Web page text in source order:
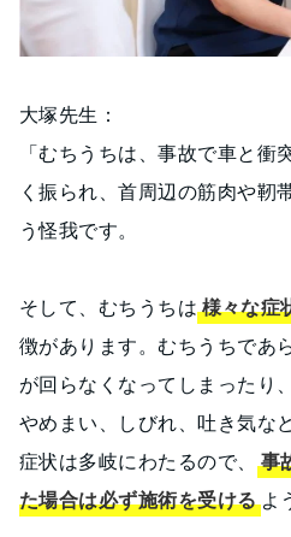
大塚先生：
「むちうちは、事故で車と衝
く振られ、首周辺の筋肉や靭
う怪我です。
そして、むちうちは様々な症
徴があります。むちうちであ
が回らなくなってしまったり
やめまい、しびれ、吐き気な
症状は多岐にわたるので、
事
た場合は必ず施術を受けるよ